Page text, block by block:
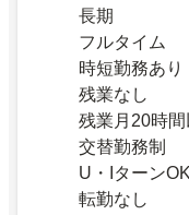
長期
フルタイム
時短勤務あり
残業なし
残業月20時間
交替勤務制
U・IターンOK
転勤なし